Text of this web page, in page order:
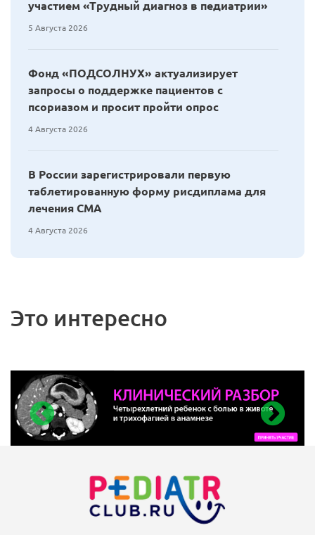
участием «Трудный диагноз в педиатрии»
5 Августа 2026
Фонд «ПОДСОЛНУХ» актуализирует
запросы о поддержке пациентов с
псориазом и просит пройти опрос
4 Августа 2026
В России зарегистрировали первую
таблетированную форму рисдиплама для
лечения СМА
4 Августа 2026
Это интересно